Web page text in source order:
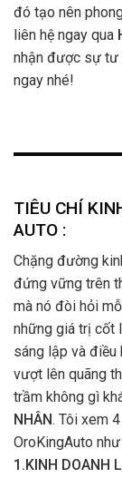
đó tạo nên
liên hệ ngay qua
nhận được sự tư
ngay nhé!
TIÊU CHÍ
AUTO :
Chặng đường
đứng vững trên
mà nó đòi hỏi
những giá trị cốt
sáng lập và điều
vượt lên quãng
trầm không gì
NHÂN. Tôi xem
OroKingAuto
1.KINH DOANH